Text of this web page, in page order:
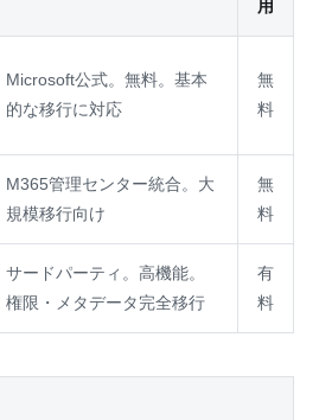
用
Microsoft公式。無料。基本
的な移行に対応
無
料
M365管理センター統合。大
規模移行向け
無
料
サードパーティ。高機能。
権限・メタデータ完全移行
有
料